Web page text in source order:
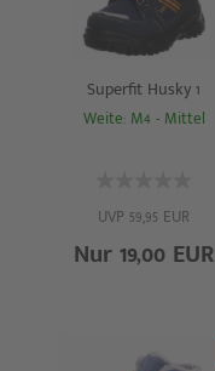
Superfit Husky 1
Weite: M4 - Mittel
UVP 59,95 EUR
Nur 19,00 EUR